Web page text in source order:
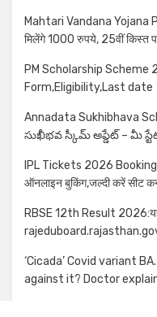
Mahtari Vandana Yojana
मिलेंगे 1000 रुपये, 25वीं किस्त
PM Scholarship Scheme
Form,Eligibility,Last date
Annadata Sukhibhava
సుఖీభవ స్కీమ్ అప్డేట్ – మీ
IPL Tickets 2026 Booking
ऑनलाइन बुकिंग,जल्दी करें सीट
RBSE 12th Result
‘Cicada’ Covid variant
against it? Doctor